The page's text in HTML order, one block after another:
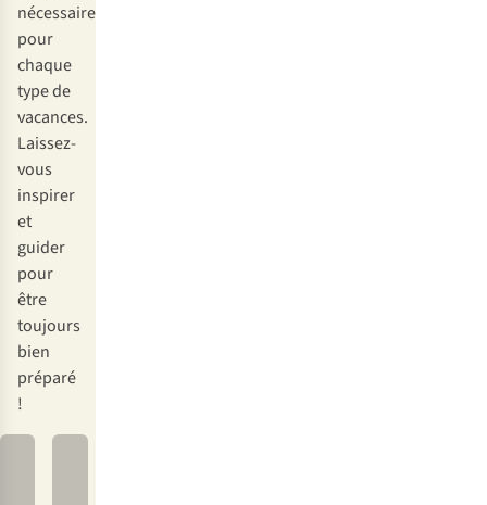
nécessaire
pour
chaque
type de
vacances.
Laissez-
vous
inspirer
et
guider
pour
être
toujours
bien
préparé
!